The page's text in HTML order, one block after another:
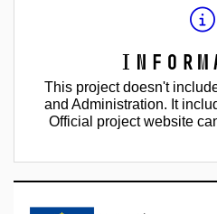
This project doesn't
and Administration. It
Official project website